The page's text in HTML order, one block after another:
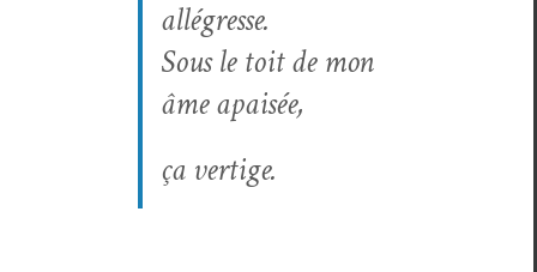
allégresse.
Sous le toit de mon
âme apaisée,
ça ver­tige.